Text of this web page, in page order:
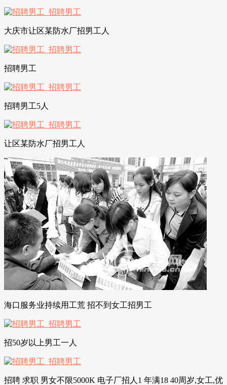
大庆市让区某防水厂招男工人
招聘男工
招聘男工5人
让区某防水厂招男工人
海口服务业持续用工荒 招不到女工招男工
招50岁以上男工一人
招聘 求职 男女不限5000K 电子厂招人1 年满18 40周岁,女工,优